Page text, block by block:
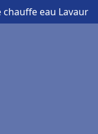
eau Lavaur